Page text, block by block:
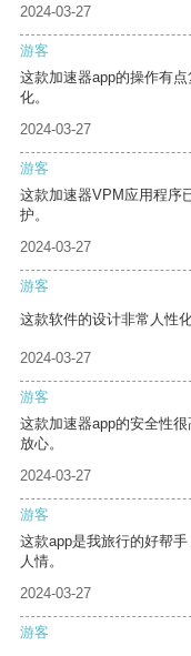
2024-03-27
游客
这款加速器app的操作有
化。
2024-03-27
游客
这款加速器VPM应用程序
护。
2024-03-27
游客
这款软件的设计非常人性
2024-03-27
游客
这款加速器app的安全性
放心。
2024-03-27
游客
这款app是我旅行的好帮
人情。
2024-03-27
游客